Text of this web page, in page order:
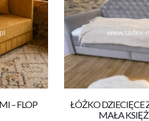
– FLOP
ŁÓŻKO DZIECIĘCE
MAŁA